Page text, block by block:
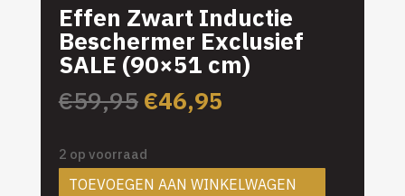
Effen Zwart Inductie
Beschermer Exclusief
SALE (90×51 cm)
€59,95 Oorspronkelijke
was:
€59,95.
€46,95
€46,95.
2 op voorraad
TOEVOEGEN AAN WINKELWAGEN